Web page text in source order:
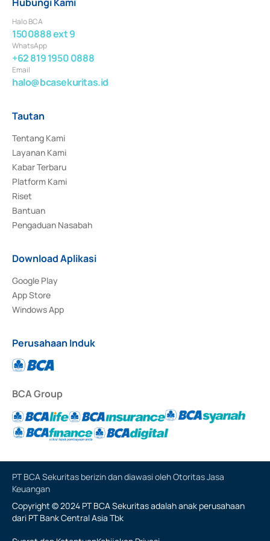
Halo BCA
1500888 ext 9
WhatsApp
+62 819 1950 0888
Email
halo@bcasekuritas.id
Tautan
Tentang Kami
Layanan Kami
Kabar Terbaru
Platform Kami
Riset
Bantuan
Pengaduan Nasabah
Download Aplikasi
Google Play
App Store
Windows App
Perusahaan Induk
BCA Group
PT BCA Sekuritas berizin dan diawasi oleh Otoritas Jasa
Keuangan
Copyright © 2024 PT BCA Sekuritas adalah anak perusahaan
dari PT Bank Central Asia Tbk